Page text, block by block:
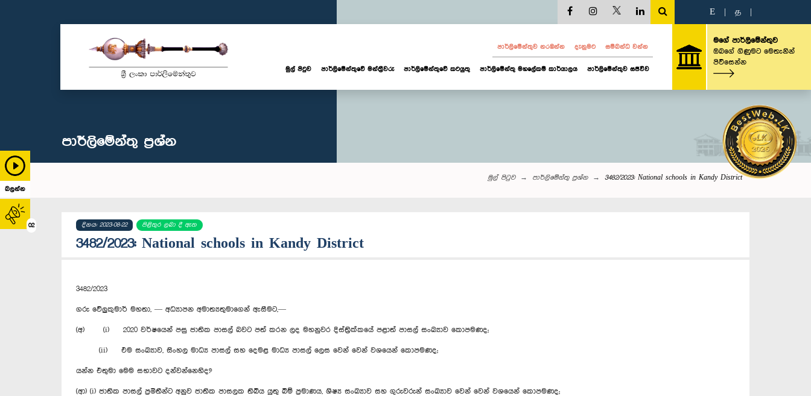
බලන්න
02
E த
පාර්ලි‌මේන්තුව නරඹන්න දැනුමට සම්බන්ධ වන්න
මුල් පිටුව පාර්ලි‌මේන්තුවේ මන්ත්‍රීවරු පාර්ලිමේන්තුවේ කටයුතු පාර්ලිමේන්තු මහලේකම් කාර්යාලය පාර්ලිමේන්තුව සජීවීව
මගේ පාර්ලිමේන්තුව
ඔබගේ ගිණුමට මෙතැනින්
පිවිසෙන්න
පාර්ලි‌මේන්තු‌ ප්‍රශ්න
මුල් පිටුව පාර්ලි‌මේන්තු‌ ප්‍රශ්න 3482/2023: National schools in Kandy District
දිනය: 2023-08-22 පිළිතුර ලබා දී ඇත
3482/2023: National schools in Kandy District
3482/2023
ගරු වේලුකුමාර් මහතා, — අධ්‍යාපන අමාත්‍යතුමාගෙන් ඇසීමට,—
(අ) (i) 2020 වර්ෂයෙන් පසු ජාතික පාසල් බවට පත් කරන ලද මහනුවර දිස්ත්‍රික්කයේ පළාත් පාසල් සංඛ්‍යාව කොපමණද;
(ii) එම සංඛ්‍යාව, සිංහල මාධ්‍ය පාසල් සහ දෙමළ මාධ්‍ය පාසල් ලෙස වෙන් වෙන් වශයෙන් කොපමණද;
යන්න එතුමා මෙම සභාවට දන්වන්නෙහිද?
(ආ) (i) ජාතික පාසල් ප්‍රමිතීන්ට අනුව ජාතික පාසලක තිබිය යුතු බිම් ප්‍රමාණය, ශිෂ්‍ය සංඛ්‍යාව සහ ගුරුවරුන් සංඛ්‍යාව වෙන් වෙන් වශයෙන් කොපමණද;